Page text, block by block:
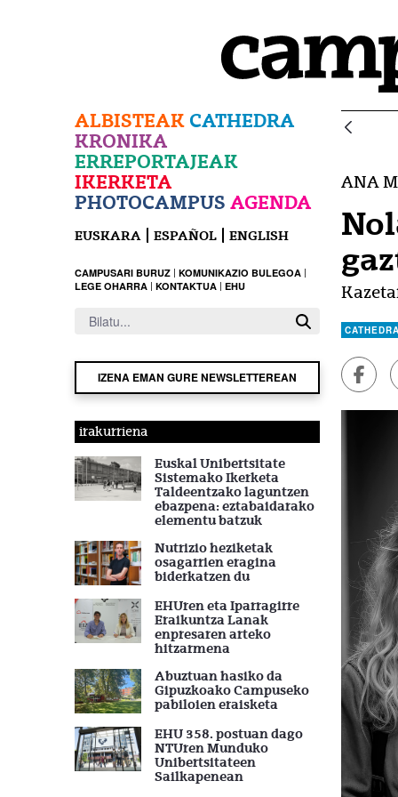
ALBISTEAK CATHEDRA
KRONIKA
ERREPORTAJEAK
IKERKETA
PHOTOCAMPUS AGENDA
EUSKARA ESPAÑOL ENGLISH
CAMPUSARI BURUZ KOMUNIKAZIO BULEGOA
LEGE OHARRA KONTAKTUA EHU
IZENA EMAN GURE NEWSLETTEREAN
irakurriena
Euskal Unibertsitate
Sistemako Ikerketa
Taldeentzako laguntzen
ebazpena: eztabaidarako
elementu batzuk
Nutrizio heziketak
osagarrien eragina
biderkatzen du
EHUren eta Iparragirre
Eraikuntza Lanak
enpresaren arteko
hitzarmena
Abuztuan hasiko da
Gipuzkoako Campuseko
pabiloien eraisketa
EHU 358. postuan dago
NTUren Munduko
Unibertsitateen
Sailkapenean
ANA
CATHEDRA